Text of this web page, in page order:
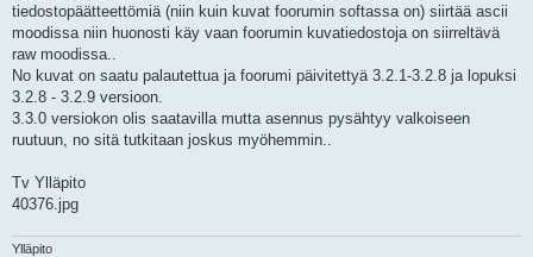
tiedostopäätteettömiä (niin kuin kuvat foorumin softassa on) siirtää ascii
moodissa niin huonosti käy vaan foorumin kuvatiedostoja on siirreltävä
raw moodissa..
No kuvat on saatu palautettua ja foorumi päivitettyä 3.2.1-3.2.8 ja lopuksi
3.2.8 - 3.2.9 versioon.
3.3.0 versiokon olis saatavilla mutta asennus pysähtyy valkoiseen
ruutuun, no sitä tutkitaan joskus myöhemmin..
Tv Ylläpito
40376.jpg
Ylläpito